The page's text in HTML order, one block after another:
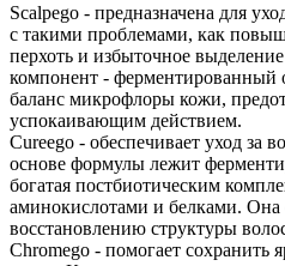
Scalpego - предназначена для
с такими проблемами, как
перхоть и избыточное
компонент - ферментированный
баланс микрофлоры кожи,
успокаивающим действием.
Cureego - обеспечивает уход за
основе формулы лежит
богатая постбиотическим
аминокислотами и белками. Она
восстановлению структуры
Chromego - помогает сохранить